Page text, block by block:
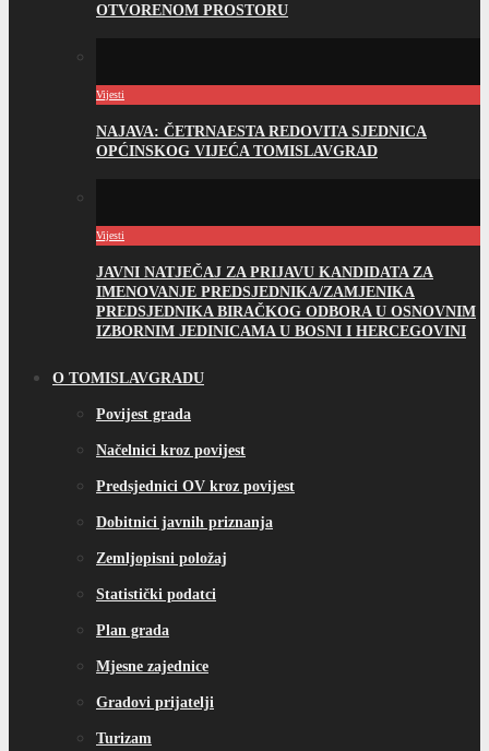
OTVORENOM PROSTORU
Vijesti
NAJAVA: ČETRNAESTA REDOVITA SJEDNICA
OPĆINSKOG VIJEĆA TOMISLAVGRAD
Vijesti
JAVNI NATJEČAJ ZA PRIJAVU KANDIDATA ZA
IMENOVANJE PREDSJEDNIKA/ZAMJENIKA
PREDSJEDNIKA BIRAČKOG ODBORA U OSNOVNIM
IZBORNIM JEDINICAMA U BOSNI I HERCEGOVINI
O TOMISLAVGRADU
Povijest grada
Načelnici kroz povijest
Predsjednici OV kroz povijest
Dobitnici javnih priznanja
Zemljopisni položaj
Statistički podatci
Plan grada
Mjesne zajednice
Gradovi prijatelji
Turizam